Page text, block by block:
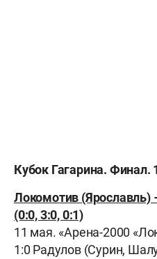
Кубок Гагарина. Финал.
Локомотив (Ярославль)
(0:0, 3:0, 0:1)
11 мая. «Арена-2000
1:0 Радулов (Сурин,